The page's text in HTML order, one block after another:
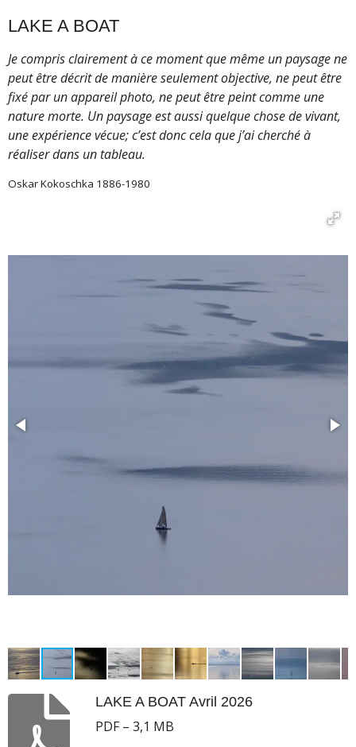
LAKE A BOAT
Je compris clairement à ce moment que même un paysage ne
peut être décrit de manière seulement objective, ne peut être
fixé par un appareil photo, ne peut être peint comme une
nature morte. Un paysage est aussi quelque chose de vivant,
une expérience vécue; c’est donc cela que j’ai cherché à
réaliser dans un tableau.
Oskar Kokoschka 1886-1980
LAKE A BOAT Avril 2026
PDF – 3,1 MB